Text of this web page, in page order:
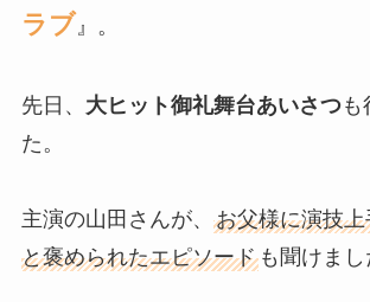
ラブ』。
先日、 大ヒット御礼舞台あいさつも
た。
主演の山田さんが、 お父様に演技
と褒められたエピソードも聞けまし